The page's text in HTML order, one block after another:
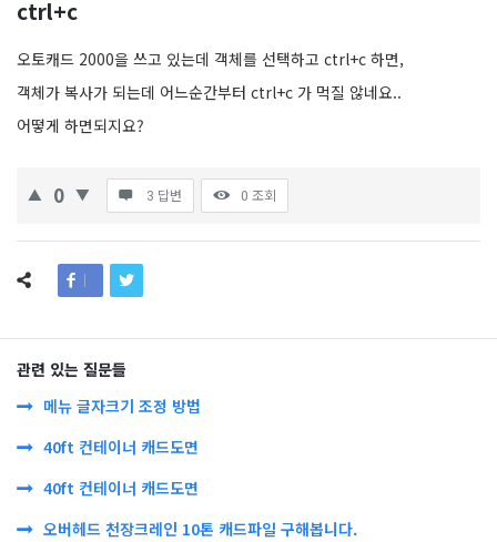
ctrl+c
오토캐드 2000을 쓰고 있는데 객체를 선택하고 ctrl+c 하면,
객체가 복사가 되는데 어느순간부터 ctrl+c 가 먹질 않네요..
어떻게 하면되지요?
0 3 답변 0 조회
관련 있는 질문들
메뉴 글자크기 조정 방법
40ft 컨테이너 캐드도면
40ft 컨테이너 캐드도면
오버헤드 천장크레인 10톤 캐드파일 구해봅니다.